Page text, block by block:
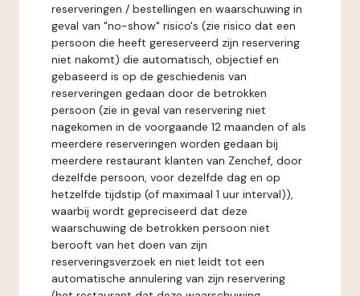
reserveringen / bestellingen en waarschuwing in
geval van "no-show" risico's (zie risico dat een
persoon die heeft gereserveerd zijn reservering
niet nakomt) die automatisch, objectief en
gebaseerd is op de geschiedenis van
reserveringen gedaan door de betrokken
persoon (zie in geval van reservering niet
nagekomen in de voorgaande 12 maanden of als
meerdere reserveringen worden gedaan bij
meerdere restaurant klanten van Zenchef, door
dezelfde persoon, voor dezelfde dag en op
hetzelfde tijdstip (of maximaal 1 uur interval)),
waarbij wordt gepreciseerd dat deze
waarschuwing de betrokken persoon niet
berooft van het doen van zijn
reserveringsverzoek en niet leidt tot een
automatische annulering van zijn reservering